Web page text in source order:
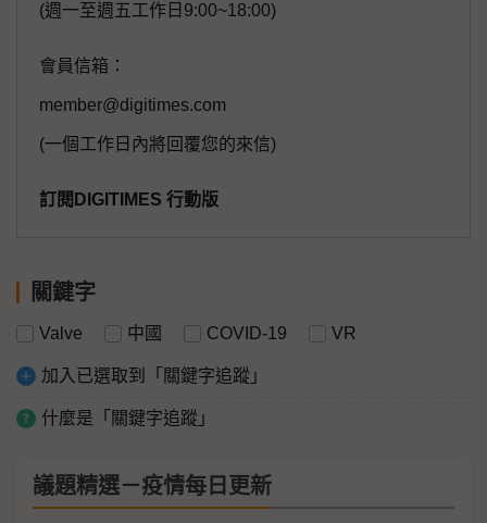
(週一至週五工作日9:00~18:00)
會員信箱：
member@digitimes.com
(一個工作日內將回覆您的來信)
訂閱DIGITIMES 行動版
關鍵字
Valve 中國 COVID-19 VR
加入已選取到「關鍵字追蹤」
什麼是「關鍵字追蹤」
議題精選－疫情每日更新